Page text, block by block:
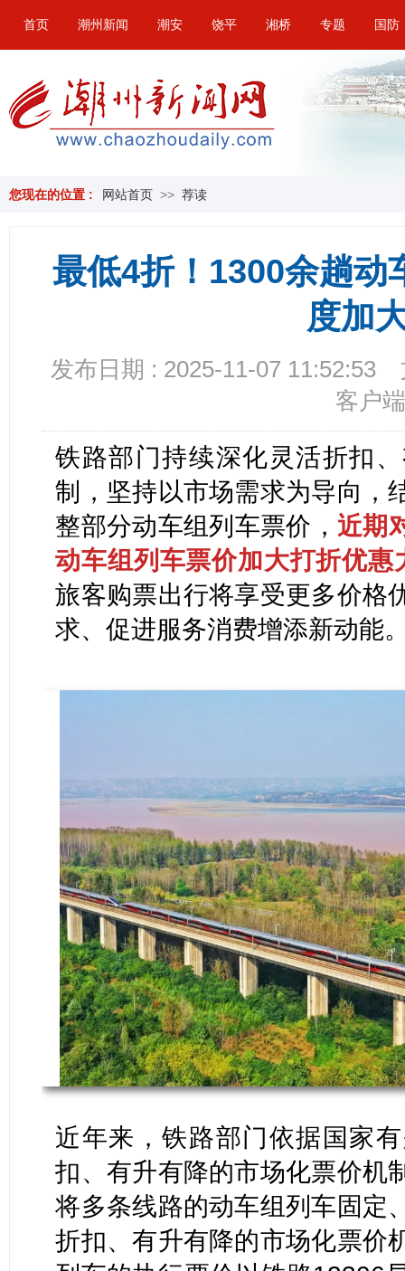
首页 潮州新闻 潮安 饶平 湘桥 专题 国防
您现在的位置 : 网站首页 >> 荐读
最低4折！1300余趟动
度加
发布日期 : 2025-11-07 11:52:53
客户端
铁路部门持续深化灵活折扣
制，坚持以市场需求为导向，
整部分动车组列车票价， 近期
动车组列车票价加大打折优
旅客购票出行将享受更多价格
求、促进服务消费增添新动能
近年来，铁路部门依据国家
扣、有升有降的市场化票价机
将多条线路的动车组列车固定
折扣、有升有降的市场化票价